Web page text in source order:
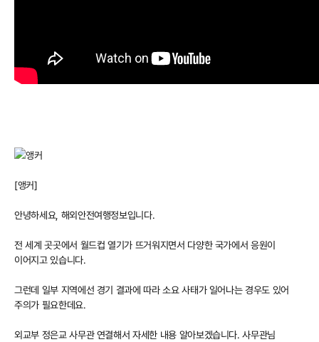
[앵커]
안녕하세요, 해외안전여행정보입니다.
전 세계 곳곳에서 월드컵 열기가 뜨거워지면서 다양한 국가에서 응원이
이어지고 있습니다.
그런데 일부 지역에선 경기 결과에 따라 소요 사태가 일어나는 경우도 있어
주의가 필요한데요.
외교부 정은교 사무관 연결해서 자세한 내용 알아보겠습니다. 사무관님